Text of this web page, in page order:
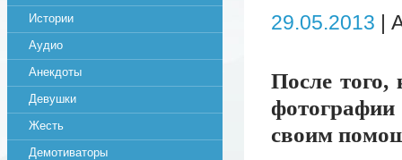
29.05.2013 |
После
своим
Истории
Аудио
Анекдоты
Девушки
Жесть
Демотиваторы